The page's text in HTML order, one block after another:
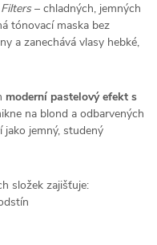
– chladných, jemných
tónovací maska bez
a zanechává vlasy hebké,
moderní pastelový efekt s
na blond a odbarvených
jako jemný, studený
složek zajišťuje: